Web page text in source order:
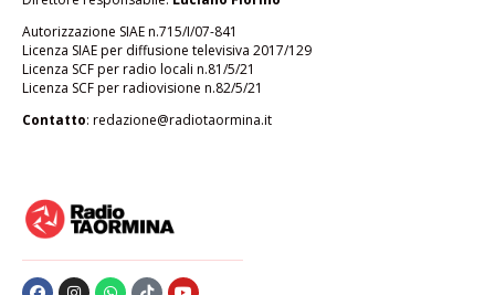
d’amore”, lo spettacolo di Mario Incudine
al Nuovo Teatro Val d’Agrò
diAlessia Mastrandrea Febbraio 6, 2025